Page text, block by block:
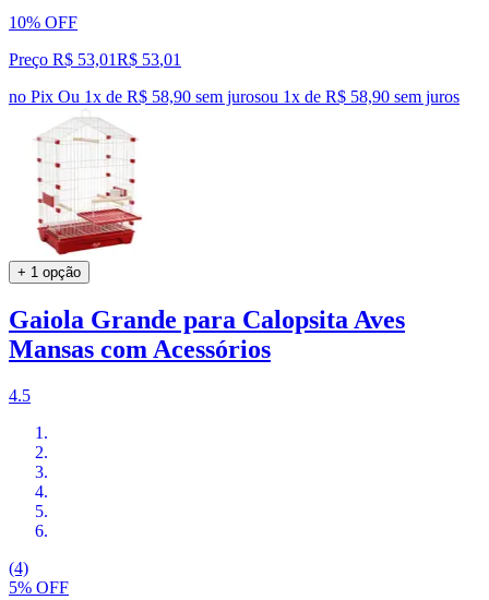
10% OFF
Preço R$ 53,01R$ 53,01
no Pix Ou 1x de R$ 58,90 sem jurosou 1x de R$ 58,90 sem juros
+ 1 opção
Gaiola Grande para Calopsita Aves
Mansas com Acessórios
4.5
(4)
5% OFF